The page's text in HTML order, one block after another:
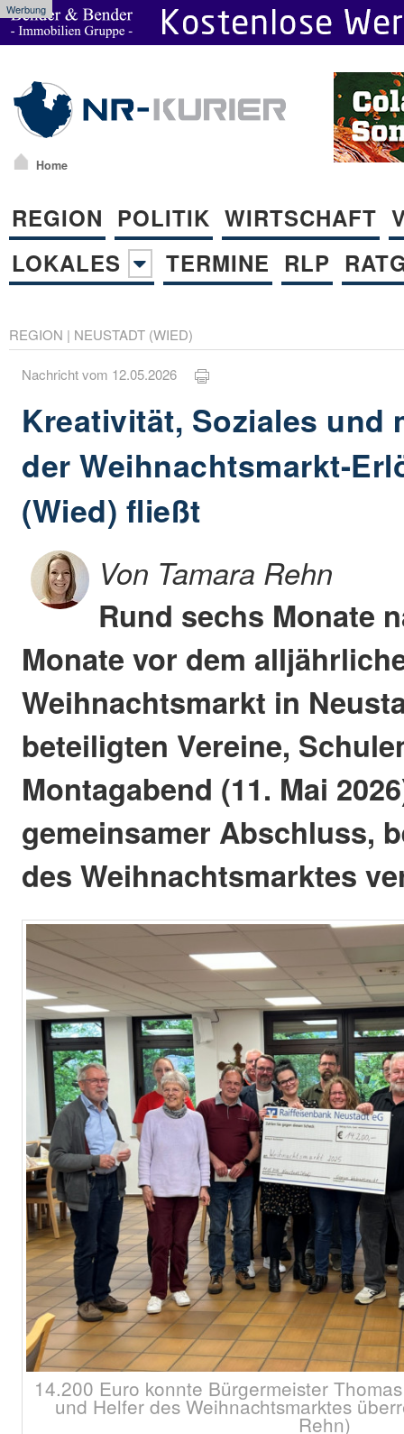
Werbung
Home
REGION POLITIK WIRTSCHAFT
LOKALES
TERMINE RLP
REGION | NEUSTADT (WIED)
Nachricht vom 12.05.2026
Kreativität, Soziales und
der Weihnachtsmarkt-
(Wied) fließt
Von Tamara Rehn
Rund sechs Monate
Monate vor dem
Weihnachtsmarkt in
beteiligten Vereine,
Montagabend (11. Mai
gemeinsamer Abschluss,
des Weihnachtsmarktes
14.200 Euro konnte Bürgermeister
und Helfer des Weihnachtsmarktes
Rehn)